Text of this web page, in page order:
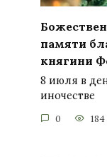
памяти
княгини
8 июля в
иночестве
0 184